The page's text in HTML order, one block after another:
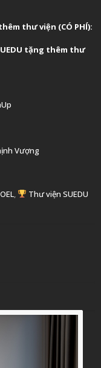
thư viện (CÓ PHÍ):
tặng thêm thư
Vượng
,
Thư viện SUEDU